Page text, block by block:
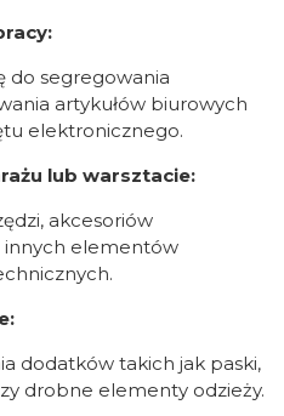
do segregowania
artykułów biurowych
elektronicznego.
lub warsztacie:
akcesoriów
innych elementów
dodatków takich jak paski,
drobne elementy odzieży.